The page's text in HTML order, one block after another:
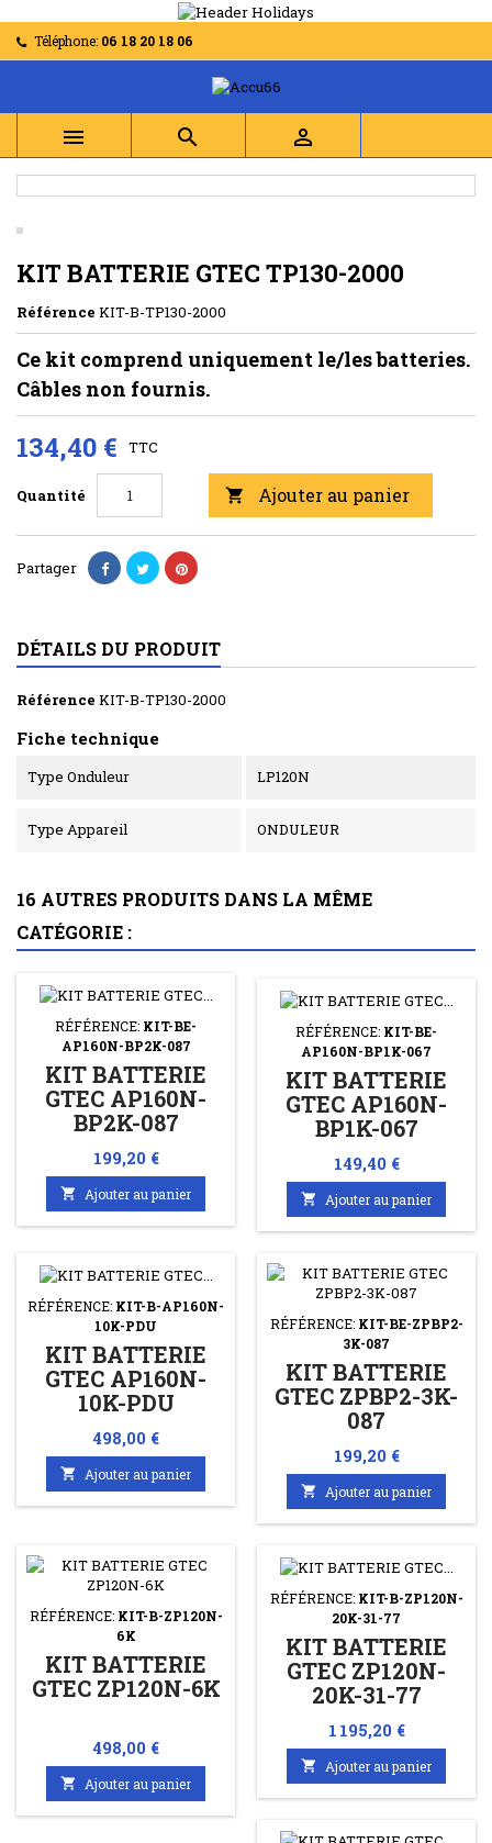
Téléphone: 06 18 20 18 06
  
KIT BATTERIE GTEC TP130-2000
Référence KIT-B-TP130-2000
Ce kit comprend uniquement le/les batteries.
Câbles non fournis.
134,40 € TTC
Quantité  Ajouter au panier
Partager
DÉTAILS DU PRODUIT
Référence KIT-B-TP130-2000
Fiche technique
Type Onduleur LP120N
Type Appareil ONDULEUR
16 AUTRES PRODUITS DANS LA MÊME
CATÉGORIE :
RÉFÉRENCE: KIT-BE-
AP160N-BP2K-087
KIT BATTERIE
GTEC AP160N-
BP2K-087
Prix
199,20 €
 Ajouter au panier
RÉFÉRENCE: KIT-BE-
AP160N-BP1K-067
KIT BATTERIE
GTEC AP160N-
BP1K-067
Prix
149,40 €
 Ajouter au panier
RÉFÉRENCE: KIT-B-AP160N-
10K-PDU
KIT BATTERIE
GTEC AP160N-
10K-PDU
Prix
498,00 €
 Ajouter au panier
RÉFÉRENCE: KIT-BE-ZPBP2-
3K-087
KIT BATTERIE
GTEC ZPBP2-3K-
087
Prix
199,20 €
 Ajouter au panier
RÉFÉRENCE: KIT-B-ZP120N-
6K
KIT BATTERIE
GTEC ZP120N-6K
Prix
498,00 €
 Ajouter au panier
RÉFÉRENCE: KIT-B-ZP120N-
20K-31-77
KIT BATTERIE
GTEC ZP120N-
20K-31-77
Prix
1 195,20 €
 Ajouter au panier